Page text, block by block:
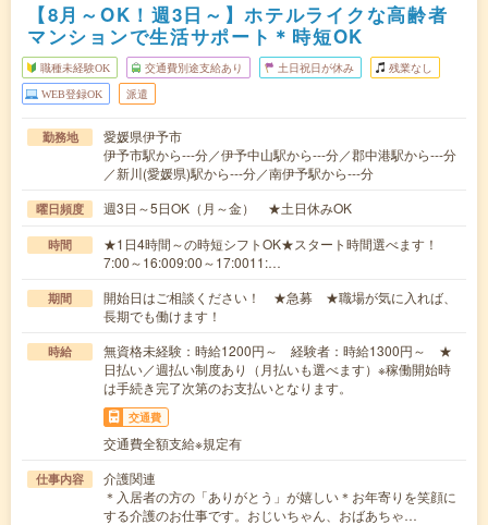
【8月～OK！週3日～】ホテルライクな高齢者
マンションで生活サポート＊時短OK
職種未経験OK 交通費別途支給あり 土日祝日が休み 残業なし
WEB登録OK 派遣
勤務地
愛媛県伊予市
伊予市駅から---分／伊予中山駅から---分／郡中港駅から---分
／新川(愛媛県)駅から---分／南伊予駅から---分
曜日頻度 週3日～5日OK（月～金） ★土日休みOK
時間
★1日4時間～の時短シフトOK★スタート時間選べます！
7:00～16:009:00～17:0011:…
期間
開始日はご相談ください！ ★急募 ★職場が気に入れば、
長期でも働けます！
時給
無資格未経験：時給1200円～ 経験者：時給1300円～ ★
日払い／週払い制度あり（月払いも選べます）※稼働開始時
は手続き完了次第のお支払いとなります。
交通費
交通費全額支給※規定有
仕事内容
介護関連
＊入居者の方の「ありがとう」が嬉しい＊お年寄りを笑顔に
する介護のお仕事です。おじいちゃん、おばあちゃ…